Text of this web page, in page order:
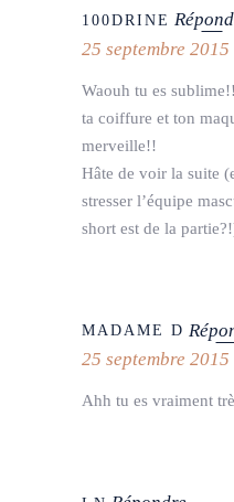
100DRINE
25 septembre 2015
Waouh tu es sublime!!
ta coiffure et ton
merveille!!
Hâte de voir la suite
stresser l’équipe
short est de la
MADAME D
25 septembre 2015
Ahh tu es vraiment